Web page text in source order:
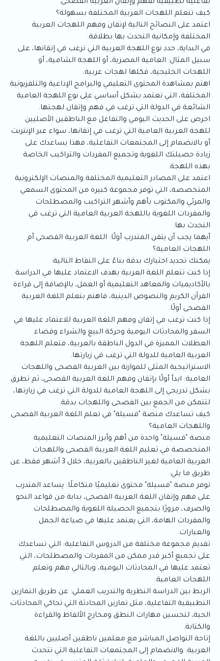
تفاعلية تطبيقية لفهم وإتقان العربية الفصحى.
كيف تتعلم اللهجات العربية المختلفة بسهولة؟
اعتمد على النصائح التالية لإتقان وفهم اللهجات العربية
المختلفة وإمكانية التحدث بها بطلاقة:
في البداية، حدد نوع اللهجة العربية التي ترغب في إتقانها، على
سبيل المثال: العامية المصرية، أو اللهجة الشامية، أو
اللهجات الخليجية، فكلها لهجات عربية.
اهتم بمشاهدة المحتوى التعليمي والبرامج الإذاعية والتلفزيونية
المختلفة، التي تعتمد بشكل أساسي على نوع اللهجة العامية
الشائعة في الدولة التي ترغب في فهم وإتقان لهجتها.
احرص على الحديث اليومي والتفاعل مع الناطقين الأصليين
للهجة العربية العامية التي ترغب في إتقانها، سواء عبر الإنترنت
أو بالانضمام إلى المجتمعات التفاعلية، فهذا يساعدك على
زيادة حصيلتك اللغوية وتجميع المفردات والتراكيب الخاصة
بهذه اللهجة.
اعتمد على المصادر التعليمية المختلفة والمنصات الإلكترونية
المتخصصة، التي توفر مجموعة كبيرة من المحتوى السمعي
والمرئي والمكتوب بأهم وأشهر التراكيب والمصطلحات
والمفردات اللغوية باللهجة العربية العامية التي ترغب في
التحدث بها.
أيهما يجب أن يتقن المتدرب أولًا: اللغة العربية الفصحى أم
اللهجات العامية؟
يمكنك تحديد اختيارك بدقة بناءً على النقاط التالية:
إذا كنت تتعلم اللغة العربية بهدف الاعتماد عليها في الدراسة
بالأكاديميات والمعاهد التعليمية أو العمل، بالإضافة إلى قراءة
القرآن الكريم والنصوص الدينية، فاهتم بتعلم اللغة العربية
الفصحى أولًا.
إذا كنت ترغب في إتقان وفهم اللغة العربية للاعتماد عليها في
السفر والمحادثات اليومية وحركة البيع والشراء وقضاء
العطلات المميزة في الدول الناطقة بالعربية، فتعلم اللهجة
العربية العامية للدولة التي ترغب في زيارتها.
الاستراتيجية المثلى للموازنة بين العربية الفصحى واللهجات
العامية: ابدأ أولًا بإتقان وفهم اللغة العربية الفصحى، ثم تطرق
بشكل تدريجي إلى اللهجة العامية للدولة التي ترغب في زيارتها،
لتتمكن من الجمع بين الفصحى واللهجات بدقة.
كيف تساعدك منصة "فسيلة" في تعلم اللغة العربية الفصحى
واللهجات العامية؟
منصة "فسيلة" واحدة من أهم وأبرز المنصات التعليمية
المتخصصة في تعليم اللغة العربية الفصحى واللهجات
العربية العامية لغير الناطقين بالعربية، خلال 3 أشهر فقط، عن
طريق ما يلي:
توفر منصة "فسيلة" محتوى تعليميًا متكاملًا: يساعد المتدرب
على فهم وإتقان اللغة العربية الفصحى، بداية من قواعد النحو
والصرف، مرورًا بتجميع الحصيلة اللغوية والمصطلحات
والمفردات الهامة، التي يعتمد عليها في صياغة الجمل
والعبارات.
تقديم مجموعة مختلفة من الدروس التفاعلية: التي تساعدك
على تجميع أكبر قدر ممكن من المفردات والمصطلحات، التي
تعتمد عليها في المحادثات اليومية، وبالتالي فهم وتعلم
اللهجات العامية.
الربط بين الدراسة النظرية والتدريب العملي: عن طريق التمارين
التطبيقية التفاعلية، مثل تمارين المحادثة التي تحاكي المحادثات
الحية، لتحسين مهارات النطق ومخارج الألفاظ والقراءة
والكتابة.
إتاحة التواصل المباشر مع معلمين ناطقين أصليين باللغة
العربية: والانضمام إلى المجتمعات التفاعلية التي تتحدث